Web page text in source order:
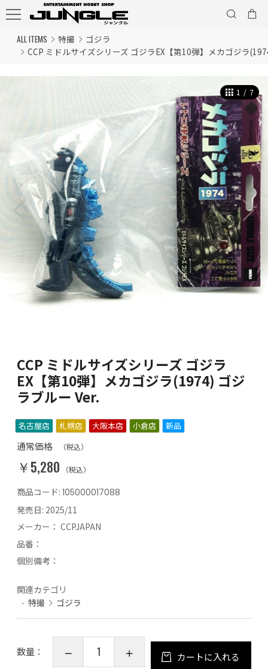
ALL ITEMS 特撮
ゴジラ
CCP ミドルサイズシリーズ ゴジラEX【第10弾】メカゴジラ
1 / 7
CCP ミドルサイズシリーズ ゴジラ
EX【第10弾】メカゴジラ(1974) ゴジ
ラブルー Ver.
名古屋店 札幌店 大阪本店 小倉店 新品
通常価格 （税込）
￥5,280 （税込）
商品コード: 105000017088
発売日: 2025/11
メーカー： CCPJAPAN
品番：
個別備考：
関連カテゴリ
特撮
ゴジラ
数量： カートに入れる